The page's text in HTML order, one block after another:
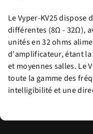
Le Vyper-KV25 dispose
différentes (8Ω - 32Ω),
unités en 32 ohms
d'amplificateur, étant
et moyennes salles. Le
toute la gamme des
intelligibilité et une